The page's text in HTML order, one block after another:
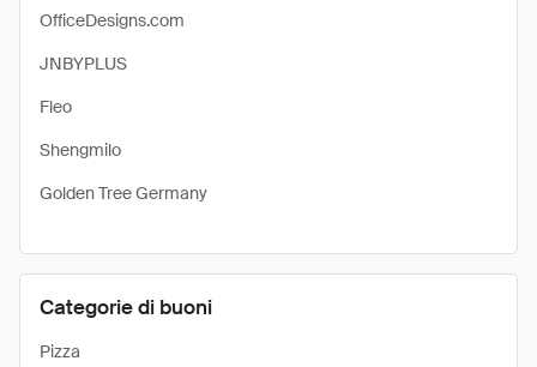
OfficeDesigns.com
JNBYPLUS
Fleo
Shengmilo
Golden Tree Germany
Categorie di buoni
Pizza